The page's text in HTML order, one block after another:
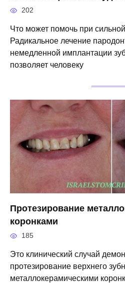
202
Что может помочь при
Радикальное лечение
немедленной имплантации
позволяет человеку
Протезирование
коронками
185
Это клинический случай
протезирование верхнего
металлокерамическими